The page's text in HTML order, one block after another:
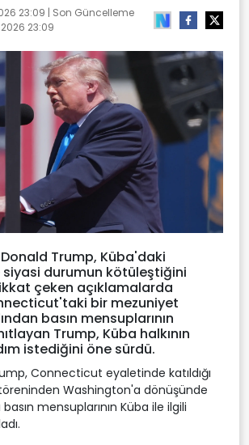
23:09 | Son Güncelleme
23:09
Donald Trump, Küba'daki
durumun kötüleştiğini
çeken açıklamalarda
bir mezuniyet
basın mensuplarının
Trump, Küba halkının
istediğini öne sürdü.
Connecticut eyaletinde katıldığı
Washington'a dönüşünde
mensuplarının Küba ile ilgili